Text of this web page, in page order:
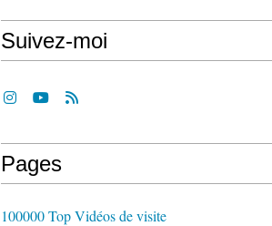
Suivez-moi
Pages
100000 Top Vidéos de visite